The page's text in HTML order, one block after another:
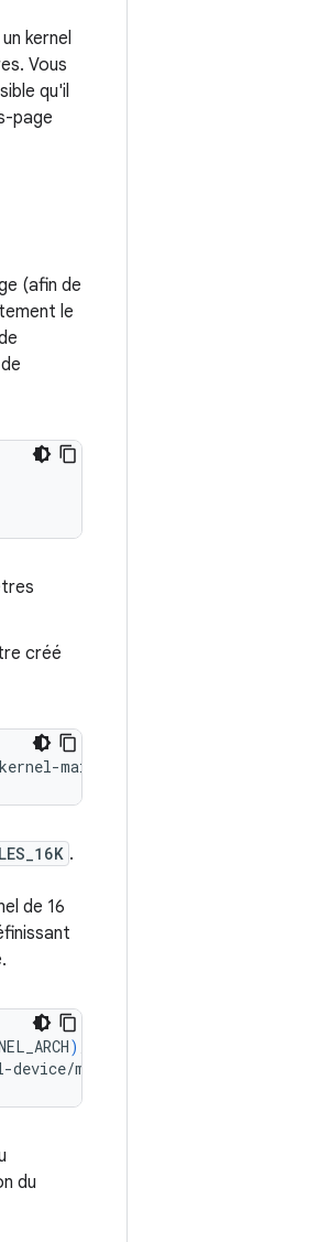
kernel
Vous
qu'il
page
(afin de
le
créé
.
de 16
)
device/mainline/
du